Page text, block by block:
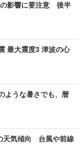
影響に要注意 後半
最大震度3 津波の心
ような暑さでも、暦
天気傾向 台風や前線